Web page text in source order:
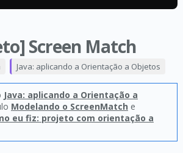
Screen Match
Java: aplicando a Orientação a Objetos
Java: aplicando a Orientação a
Modelando o ScreenMatch e
eu fiz: projeto com orientação a